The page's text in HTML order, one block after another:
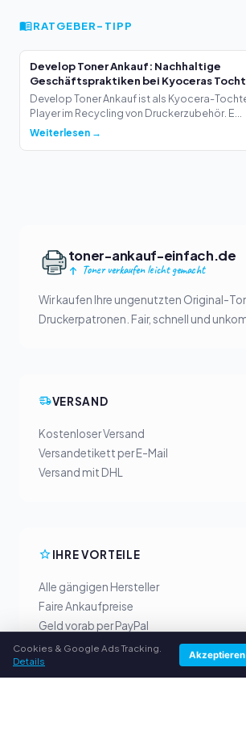
RATGEBER-TIPP
Develop Toner Ankauf: Nachhaltige
Geschäftspraktiken bei Kyoceras
Develop Toner Ankauf ist als Kyocera-
Player im Recycling von Druckerzubehör. E...
Weiterlesen →
toner-ankauf-einfach.de
Toner verkaufen leicht gemacht
Wir kaufen Ihre ungenutzten Original-
Druckerpatronen. Fair, schnell und
VERSAND
Kostenloser Versand
Versandetikett per E-Mail
Versand mit DHL
IHRE VORTEILE
Alle gängigen Hersteller
Faire Ankaufpreise
Geld vorab per PayPal
Persönliche Beratung
Cookies & Google Ads Tracking.
Details
Akzeptieren